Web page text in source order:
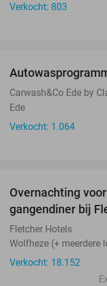
Verkocht: 803
Carwash&Co Ede by
Ede
Verkocht: 1.064
Overnachting
gangendiner bij
Fletcher Hotels
Wolfheze (+ meerdere
Verkocht: 18.152